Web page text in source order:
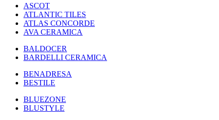
ASCOT
ATLANTIC TILES
ATLAS CONCORDE
AVA CERAMICA
BALDOCER
BARDELLI CERAMICA
BENADRESA
BESTILE
BLUEZONE
BLUSTYLE